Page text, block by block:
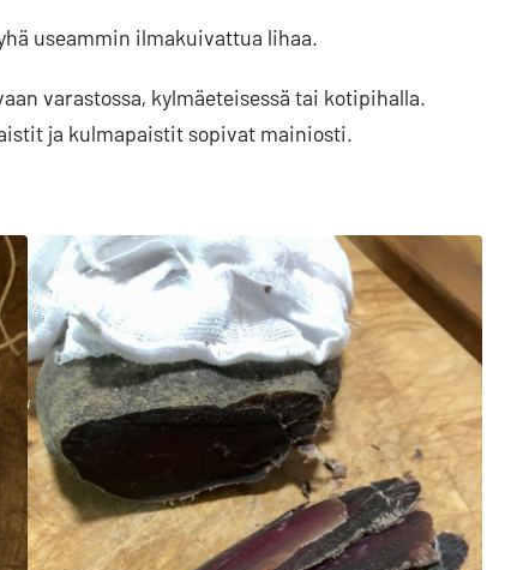
useammin ilmakuivattua lihaa.
varastossa, kylmäeteisessä tai kotipihalla.
ja kulmapaistit sopivat mainiosti.